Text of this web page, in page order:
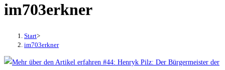
im703erkner
Start>
im703erkner